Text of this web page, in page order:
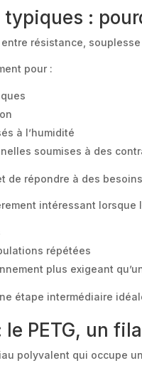
typiques :
résistance,
pour :
à l’humidité
soumises à des
de répondre à des
intéressant lorsque
répétées
plus exigeant
étape intermédiaire
le PETG, un
polyvalent qui occupe